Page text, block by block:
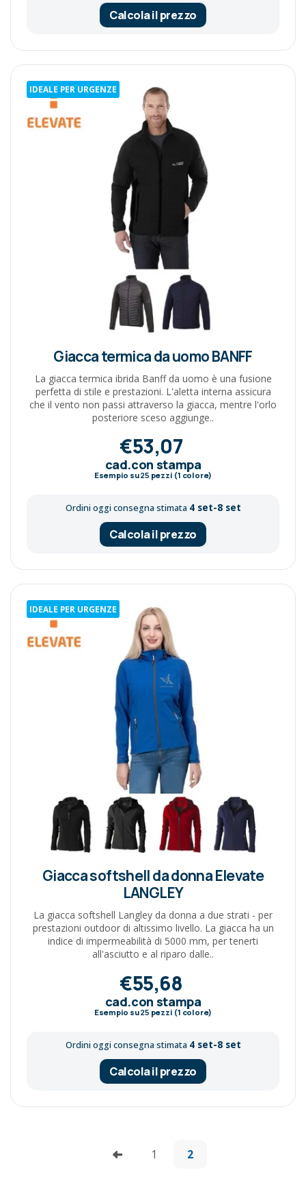
Calcola il prezzo
IDEALE PER URGENZE
Giacca termica da uomo BANFF
La giacca termica ibrida Banff da uomo è una fusione
perfetta di stile e prestazioni. L'aletta interna assicura
che il vento non passi attraverso la giacca, mentre l'orlo
posteriore sceso aggiunge..
€53,07
cad.con stampa
Esempio su25 pezzi (1 colore)
Ordini oggi consegna stimata 4 set-8 set
Calcola il prezzo
IDEALE PER URGENZE
Giacca softshell da donna Elevate
LANGLEY
La giacca softshell Langley da donna a due strati - per
prestazioni outdoor di altissimo livello. La giacca ha un
indice di impermeabilità di 5000 mm, per tenerti
all'asciutto e al riparo dalle..
€55,68
cad.con stampa
Esempio su25 pezzi (1 colore)
Ordini oggi consegna stimata 4 set-8 set
Calcola il prezzo
1 2